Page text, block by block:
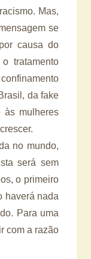
Mas,
se
causa do
tratamento
da fake
às mulheres
no mundo,
será sem
o primeiro
haverá nada
Para uma
com a razão